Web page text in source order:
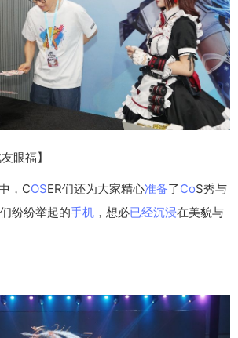
眼福】
，COSER们还为大家精心准备了CoS秀与
纷纷举起的手机 ，想必已经沉浸在美貌与